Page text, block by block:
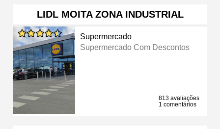
LIDL MOITA ZONA INDUSTRIAL
Supermercado
Supermercado Com Descontos
813 avaliações
1 comentários